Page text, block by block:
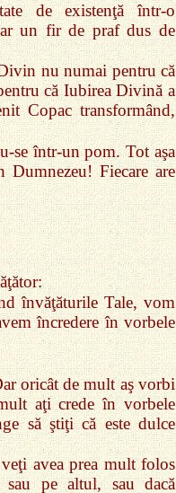
de existenţă într‑o
un fir de praf dus de
nu numai pentru că
că Iubirea Divină a
Copac transformând,
într‑un pom. Tot aşa
Dumnezeu! Fiecare are
învăţăturile Tale, vom
încredere în vorbele
oricât de mult aş vorbi
aţi crede în vorbele
să ştiţi că este dulce
avea prea mult folos
pe altul, sau dacă